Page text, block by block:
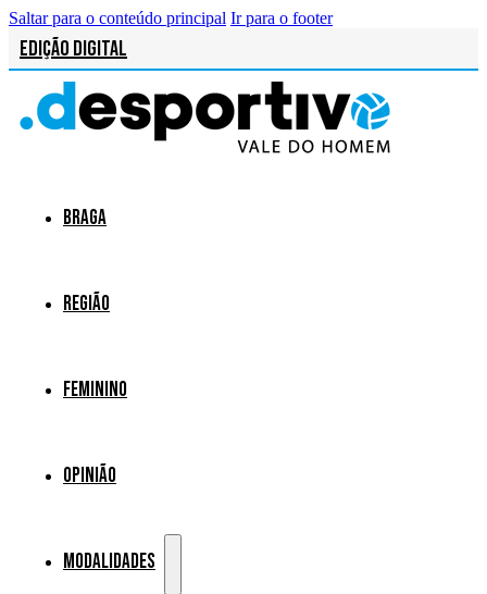
Saltar para o conteúdo principal Ir para o footer
Edição Digital
Braga
Região
Feminino
Opinião
Modalidades